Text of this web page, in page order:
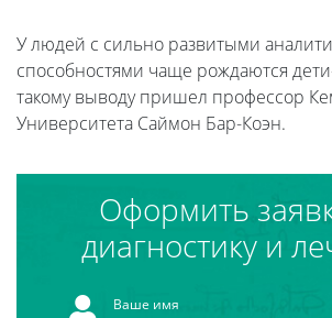
У людей с сильно развитыми
способностями чаще рождаются
такому выводу пришел профессор
Университета Саймон Бар-Коэн.
Оформить
диагностику и